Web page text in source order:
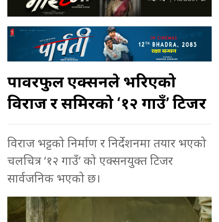
पावरफुल एक्सनले भरिएको
विराज र समिरको ‘१२ गाउँ’ टिजर
विराज भट्टको निर्माण र निर्देशनमा तयार भएको
चलचित्र ‘१२ गाउँ’ को एक्सनयुक्त टिजर
सार्वजनिक भएको छ।